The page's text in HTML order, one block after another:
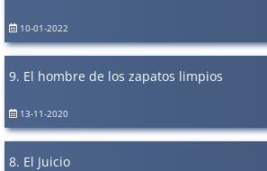
10-01-2022
9. El hombre de los zapatos limpios
13-11-2020
8. El Juicio